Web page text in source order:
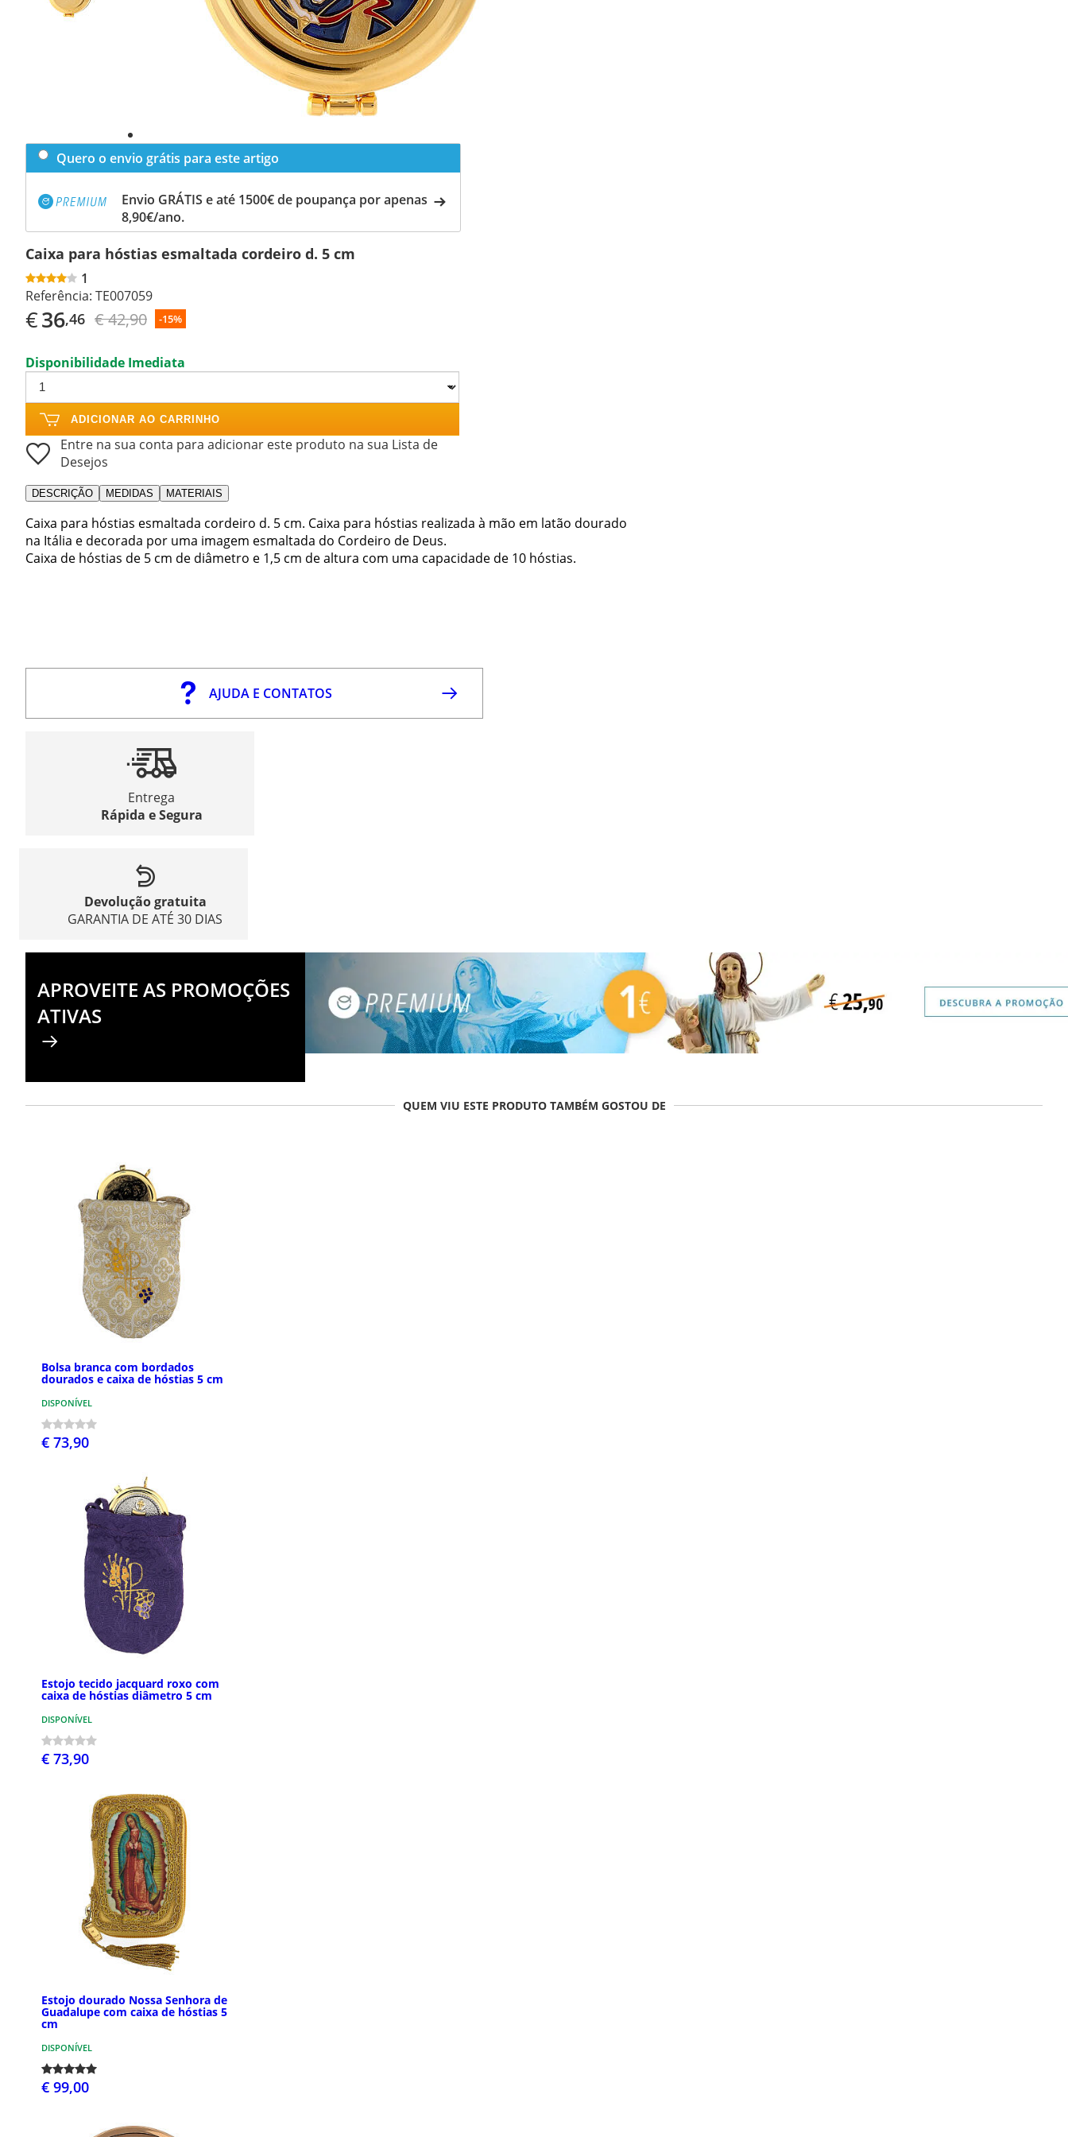
Quero o envio grátis para este artigo
Envio GRÁTIS e até 1500€ de poupança por apenas
8,90€/ano.
Caixa para hóstias esmaltada cordeiro d. 5 cm
1
Referência: TE007059
€36,46 € 42,90 -15%
Disponibilidade Imediata
ADICIONAR AO CARRINHO
Entre na sua conta para adicionar este produto na sua Lista de
Desejos
DESCRIÇÃO MEDIDAS MATERIAIS
Caixa para hóstias esmaltada cordeiro d. 5 cm. Caixa para hóstias realizada à mão em latão dourado
na Itália e decorada por uma imagem esmaltada do Cordeiro de Deus.
Caixa de hóstias de 5 cm de diâmetro e 1,5 cm de altura com uma capacidade de 10 hóstias.
AJUDA E CONTATOS
Entrega
Rápida e Segura
Devolução gratuita
GARANTIA DE ATÉ 30 DIAS
APROVEITE AS PROMOÇÕES
ATIVAS
QUEM VIU ESTE PRODUTO TAMBÉM GOSTOU DE
Bolsa branca com bordados
dourados e caixa de hóstias 5 cm
DISPONÍVEL
€ 73,90
Estojo tecido jacquard roxo com
caixa de hóstias diâmetro 5 cm
DISPONÍVEL
€ 73,90
Estojo dourado Nossa Senhora de
Guadalupe com caixa de hóstias 5
cm
DISPONÍVEL
€ 99,00